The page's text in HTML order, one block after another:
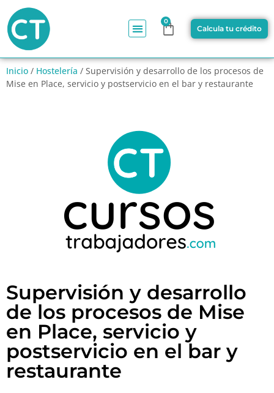
0
Calcula tu crédito
Inicio / Hostelería / Supervisión y desarrollo de los procesos de
Mise en Place, servicio y postservicio en el bar y restaurante
Supervisión y desarrollo
de los procesos de Mise
en Place, servicio y
postservicio en el bar y
restaurante